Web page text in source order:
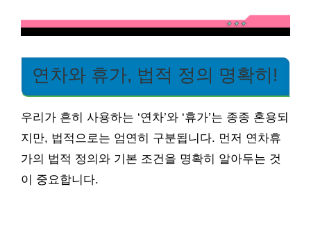
연차와 휴가, 법적 정의 명확히!
우리가 흔히 사용하는 ‘연차’와 ‘휴가’는 종종 혼용되
지만, 법적으로는 엄연히 구분됩니다. 먼저 연차휴
가의 법적 정의와 기본 조건을 명확히 알아두는 것
이 중요합니다.